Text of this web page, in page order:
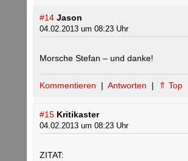
#14 Jason
04.02.2013 um 08:23 Uhr
Morsche Stefan – und danke!
Kommentieren | Antworten | ⇑ Top
#15 Kritikaster
04.02.2013 um 08:23 Uhr
ZITAT: